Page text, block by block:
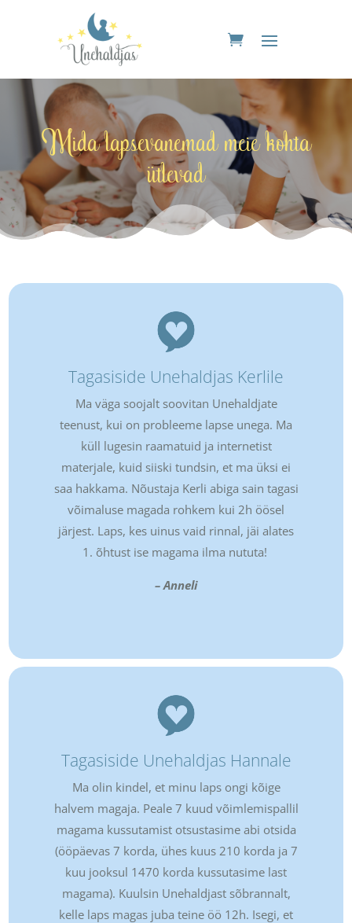
Mida lapsevanemad meie kohta
ütlevad
Tagasiside Unehaldjas Kerlile
Ma väga soojalt soovitan Unehaldjate
teenust, kui on probleeme lapse unega. Ma
küll lugesin raamatuid ja internetist
materjale, kuid siiski tundsin, et ma üksi ei
saa hakkama. Nõustaja Kerli abiga sain tagasi
võimaluse magada rohkem kui 2h öösel
järjest. Laps, kes uinus vaid rinnal, jäi alates
1. õhtust ise magama ilma nututa!
– Anneli
Tagasiside Unehaldjas Hannale
Ma olin kindel, et minu laps ongi kõige
halvem magaja. Peale 7 kuud võimlemispallil
magama kussutamist otsustasime abi otsida
(ööpäevas 7 korda, ühes kuus 210 korda ja 7
kuu jooksul 1470 korda kussutasime last
magama). Kuulsin Unehaldjast sõbrannalt,
kelle laps magas juba teine öö 12h. Isegi, et